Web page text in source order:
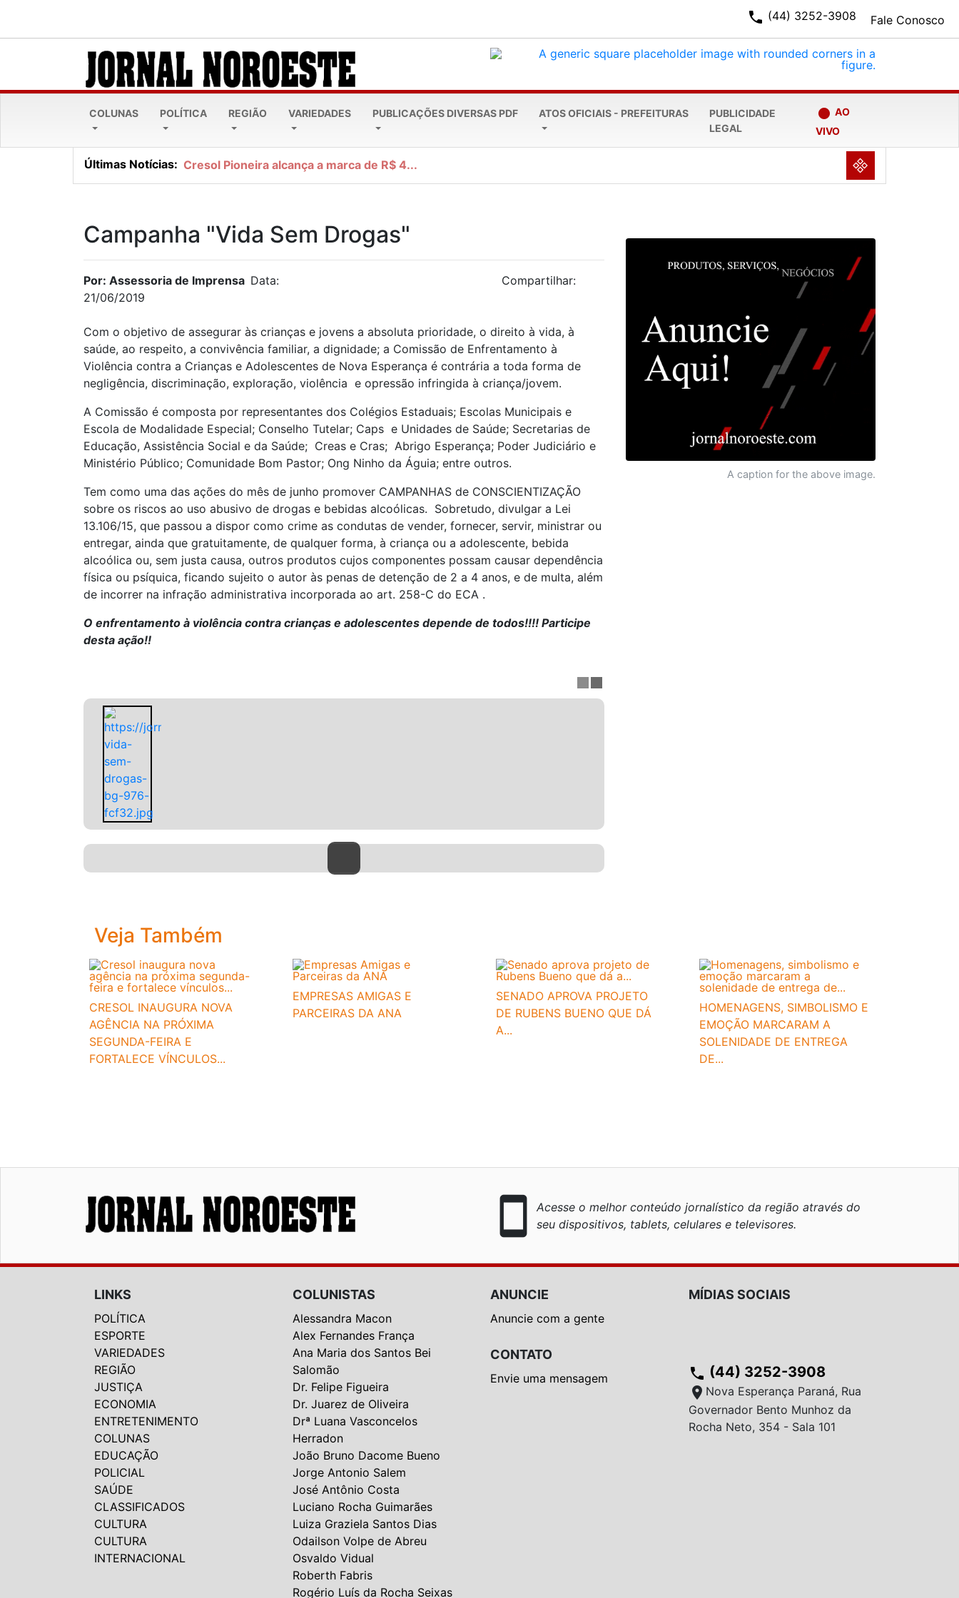
Fale Conosco
phone (44) 3252-3908
COLUNAS POLÍTICA REGIÃO VARIEDADES PUBLICAÇÕES DIVERSAS PDF ATOS OFICIAIS - PREFEITURAS
PUBLICIDADE
LEGAL
fiber_manual_record AO
VIVO
Últimas Notícias: Cresol Pioneira alcança a marca de R$ 4... NULL
Campanha "Vida Sem Drogas"
Por: Assessoria de Imprensa Data:
21/06/2019
Compartilhar:
Com o objetivo de assegurar às crianças e jovens a absoluta prioridade, o direito à vida, à
saúde, ao respeito, a convivência familiar, a dignidade; a Comissão de Enfrentamento à
Violência contra a Crianças e Adolescentes de Nova Esperança é contrária a toda forma de
negligência, discriminação, exploração, violência e opressão infringida à criança/jovem.
A Comissão é composta por representantes dos Colégios Estaduais; Escolas Municipais e
Escola de Modalidade Especial; Conselho Tutelar; Caps e Unidades de Saúde; Secretarias de
Educação, Assistência Social e da Saúde; Creas e Cras; Abrigo Esperança; Poder Judiciário e
Ministério Público; Comunidade Bom Pastor; Ong Ninho da Águia; entre outros.
Tem como uma das ações do mês de junho promover CAMPANHAS de CONSCIENTIZAÇÃO
sobre os riscos ao uso abusivo de drogas e bebidas alcoólicas. Sobretudo, divulgar a Lei
13.106/15, que passou a dispor como crime as condutas de vender, fornecer, servir, ministrar ou
entregar, ainda que gratuitamente, de qualquer forma, à criança ou a adolescente, bebida
alcoólica ou, sem justa causa, outros produtos cujos componentes possam causar dependência
física ou psíquica, ficando sujeito o autor às penas de detenção de 2 a 4 anos, e de multa, além
de incorrer na infração administrativa incorporada ao art. 258-C do ECA .
O enfrentamento à violência contra crianças e adolescentes depende de todos!!!! Participe
desta ação!!
A caption for the above image.
Veja Também
CRESOL INAUGURA NOVA
AGÊNCIA NA PRÓXIMA
SEGUNDA-FEIRA E
FORTALECE VÍNCULOS...
EMPRESAS AMIGAS E
PARCEIRAS DA ANA
SENADO APROVA PROJETO
DE RUBENS BUENO QUE DÁ
A...
HOMENAGENS, SIMBOLISMO E
EMOÇÃO MARCARAM A
SOLENIDADE DE ENTREGA
DE...
smartphone
Acesse o melhor conteúdo jornalístico da região através do
seu dispositivos, tablets, celulares e televisores.
LINKS
POLÍTICA
ESPORTE
VARIEDADES
REGIÃO
JUSTIÇA
ECONOMIA
ENTRETENIMENTO
COLUNAS
EDUCAÇÃO
POLICIAL
SAÚDE
CLASSIFICADOS
CULTURA
CULTURA
INTERNACIONAL
COLUNISTAS
Alessandra Macon
Alex Fernandes França
Ana Maria dos Santos Bei
Salomão
Dr. Felipe Figueira
Dr. Juarez de Oliveira
Drª Luana Vasconcelos
Herradon
João Bruno Dacome Bueno
Jorge Antonio Salem
José Antônio Costa
Luciano Rocha Guimarães
Luiza Graziela Santos Dias
Odailson Volpe de Abreu
Osvaldo Vidual
Roberth Fabris
Rogério Luís da Rocha Seixas
ANUNCIE
Anuncie com a gente
CONTATO
Envie uma mensagem
MÍDIAS SOCIAIS
phone (44) 3252-3908
location_on Nova Esperança Paraná, Rua
Governador Bento Munhoz da
Rocha Neto, 354 - Sala 101